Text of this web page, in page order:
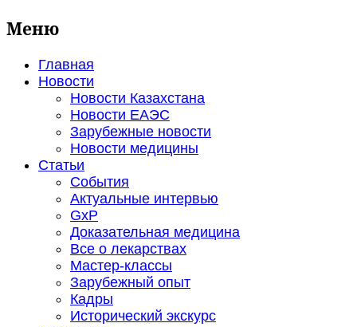
Меню
Главная
Новости
Новости Казахстана
Новости ЕАЭС
Зарубежные новости
Новости медицины
Статьи
События
Актуальные интервью
GxP
Доказательная медицина
Все о лекарствах
Мастер-классы
Зарубежный опыт
Кадры
Исторический экскурс